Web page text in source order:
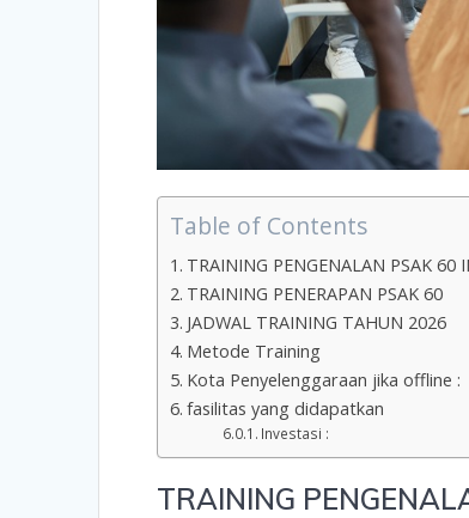
Table of Contents
TRAINING PENGENALAN PSAK 60
TRAINING PENERAPAN PSAK 60
JADWAL TRAINING TAHUN 2026
Metode Training
Kota Penyelenggaraan jika offline :
fasilitas yang didapatkan
Investasi :
TRAINING